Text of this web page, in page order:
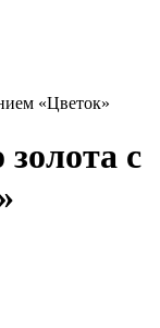
«Цветок»
с